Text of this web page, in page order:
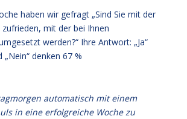
haben wir gefragt „Sind Sie mit der
mit der bei Ihnen
werden?“ Ihre Antwort: „Ja“
denken 67 %
automatisch mit einem
in eine erfolgreiche Woche zu